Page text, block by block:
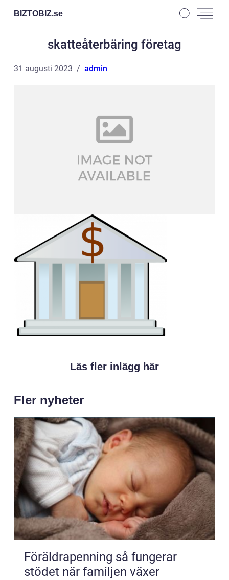
BIZTOBIZ.se
skatteåterbäring företag
31 augusti 2023 admin
Läs fler inlägg här
Fler nyheter
Föräldrapenning så fungerar
stödet när familjen växer